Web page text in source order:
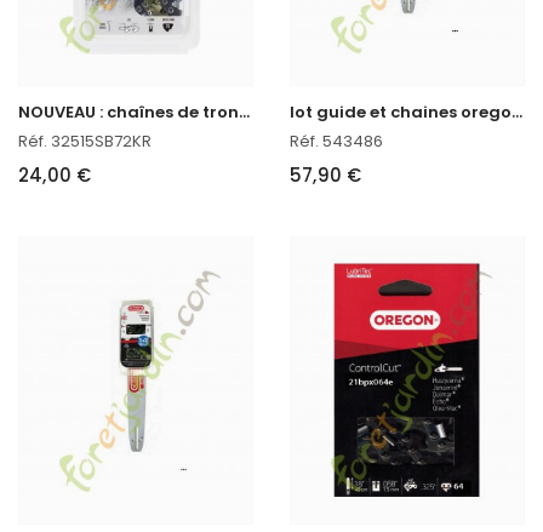
N
OUVEAU : chaînes de tronçonneuses en titane
Réf. 32515SB72KR
24,00 €
l
ot guide et chaines oregon réf : 543486 en stock
Réf. 543486
57,90 €